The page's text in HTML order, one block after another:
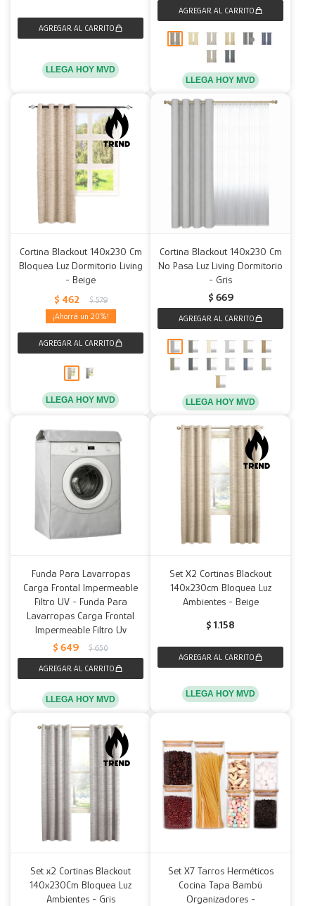
LLEGA HOY MVD
LLEGA HOY MVD
Cortina Blackout 140x230 Cm
Bloquea Luz Dormitorio Living
- Beige
$ 462 $ 579
20
LLEGA HOY MVD
Cortina Blackout 140x230 Cm
No Pasa Luz Living Dormitorio
- Gris
$ 669
LLEGA HOY MVD
Funda Para Lavarropas
Carga Frontal Impermeable
Filtro UV - Funda Para
Lavarropas Carga Frontal
Impermeable Filtro Uv
$ 649 $ 650
LLEGA HOY MVD
Set X2 Cortinas Blackout
140x230cm Bloquea Luz
Ambientes - Beige
$ 1.158
LLEGA HOY MVD
Set x2 Cortinas Blackout
140x230Cm Bloquea Luz
Ambientes - Gris
Set X7 Tarros Herméticos
Cocina Tapa Bambú
Organizadores -